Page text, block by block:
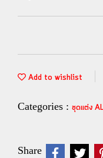
Add to wishlist
Categories : ชุดแต่ง
Share